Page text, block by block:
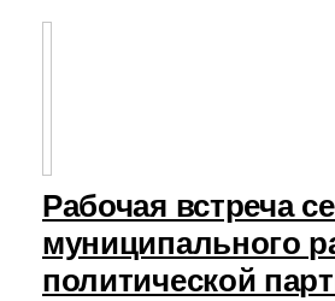
Рабочая встреча
муниципального
политической